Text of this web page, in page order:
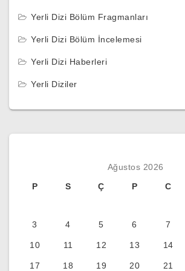
Yerli Dizi Bölüm Fragmanları
Yerli Dizi Bölüm İncelemesi
Yerli Dizi Haberleri
Yerli Diziler
Ağustos 2026
P
S Ç P C
3 4 5 6 7
10 11 12 13 14
17 18 19 20 21